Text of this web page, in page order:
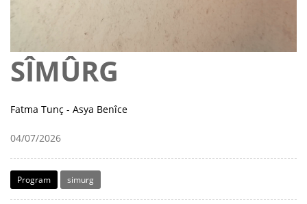
SÎMÛRG
Fatma Tunç - Asya Benîce
04/07/2026
Program simurg